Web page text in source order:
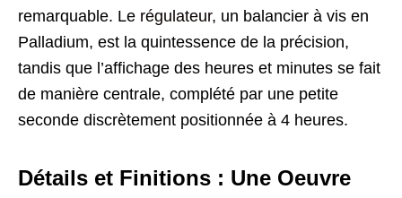
remarquable. Le régulateur, un balancier à vis en
Palladium, est la quintessence de la précision,
tandis que l’affichage des heures et minutes se fait
de manière centrale, complété par une petite
seconde discrètement positionnée à 4 heures.
Détails et Finitions : Une Oeuvre